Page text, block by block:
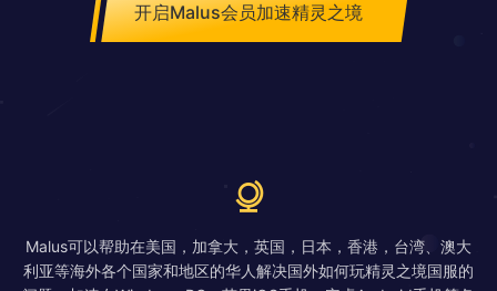
开启Malus会员加速精灵之境
Malus可以帮助在美国，加拿大，英国，日本，香港，台湾、澳大
利亚等海外各个国家和地区的华人解决国外如何玩精灵之境国服的